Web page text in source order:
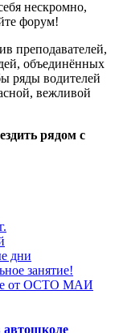
нескромно,
форум!
преподавателей,
объединённых
ряды водителей
вежливой
рядом с
дни
занятие!
от ОСТО МАИ